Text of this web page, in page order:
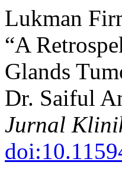
Lukman
“A
Glands
Dr. Saiful
Jurnal